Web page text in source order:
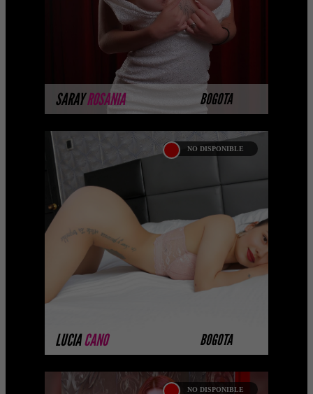
SARAYROSANIA BOGOTA
MÁS INFORMACIÓN
LUCIACANO BOGOTA
NO DISPONIBLE
LUCIA CANO
Hola soy Lucia Cano una Prepago de
Bogotá , tengo cabello negro suave,
piel blanca , trasero grande y contextura
...
NO DISPONIBLE